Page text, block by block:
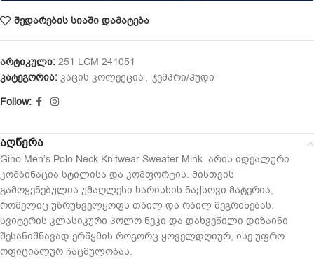
შედარების სიაში დამატება
არტიკული: 251 LCM 241051
კატეგორია: კაცის კოლექცია , ჯემპრი/ჰუდი
Follow:
აღწერა
Gino Men’s Polo Neck Knitwear Sweater Mink არის იდეალური
კომბინაცია სტილისა და კომფორტის. მისთვის
გამოყენებულია უმაღლესი ხარისხის ნაქსოვი მატერია,
რომელიც უზრუნველყოფს თბილ და რბილ შეგრძნებას.
სვიტერის კლასიკური პოლო ნეკი და დახვეწილი დიზაინი
შესანიშნავად ერწყმის როგორც ყოველდღიურ, ისე უფრო
ოფიციალურ ჩაცმულობას.